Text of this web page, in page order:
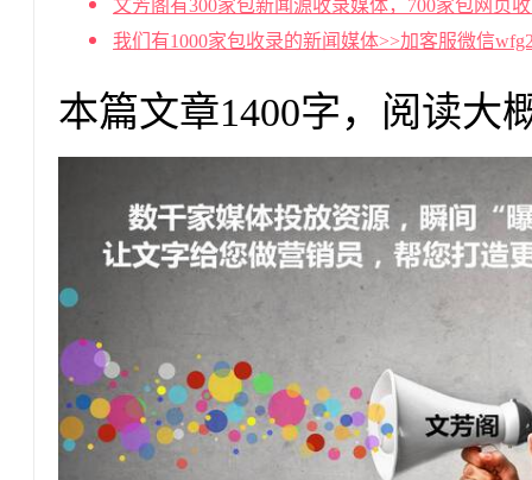
文芳阁有300家包新闻源收录媒体，700家包网页
我们有1000家包收录的新闻媒体>>加客服微信
本篇文章1400字，阅读大